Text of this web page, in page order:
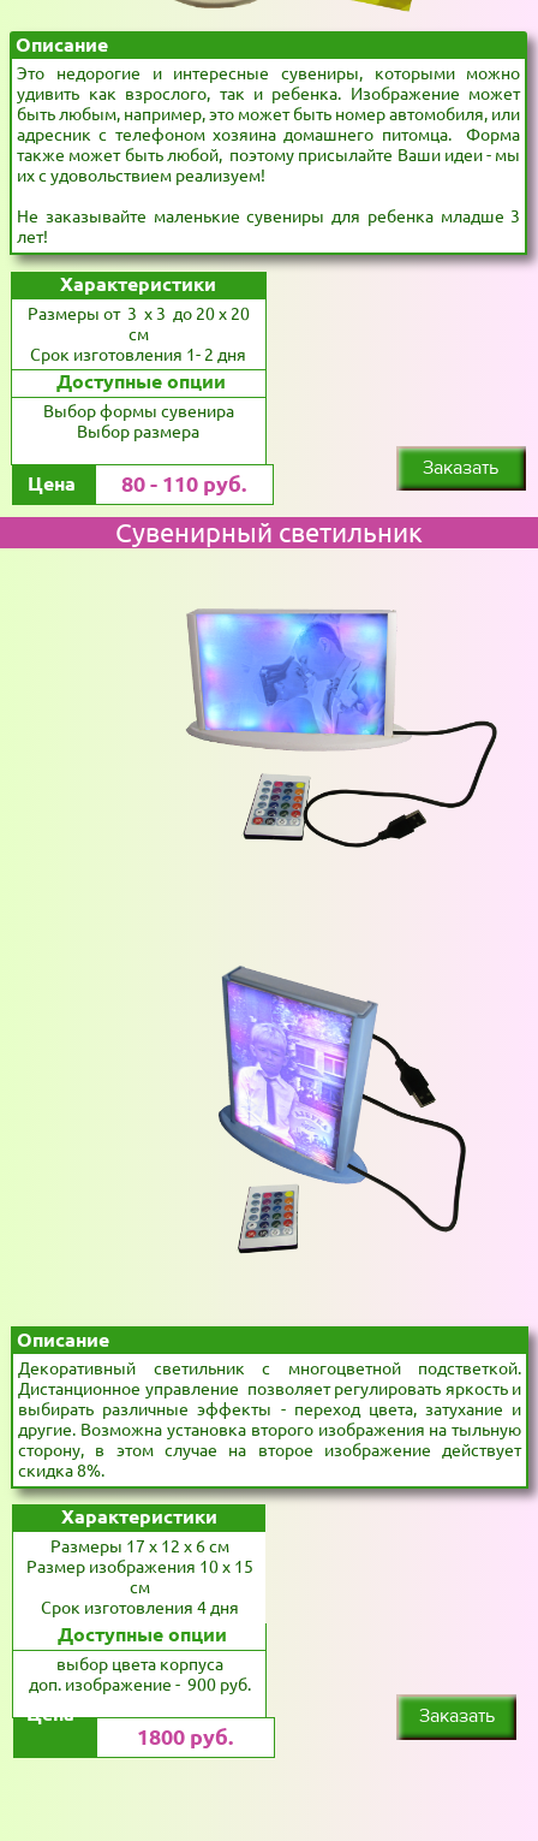
Это недорогие и интересные сувениры, которыми можно
удивить как взрослого, так и ребенка. Изображение может
быть любым, например, это может быть номер автомобиля, или
адресник с телефоном хозяина домашнего питомца. Форма
также может быть любой, поэтому присылайте Ваши идеи - мы
их с удовольствием реализуем!
Не заказывайте маленькие сувениры для ребенка младше 3
лет!
Описание
Размеры от 3 x 3 до 20 x 20
см
Срок изготовления 1- 2 дня
Характеристики
Доступные опции
Выбор формы сувенира
Выбор размера
80 - 110 руб.
Цена
Заказать
Сувенирный светильник
Декоративный светильник с многоцветной подстветкой.
Дистанционное управление позволяет регулировать яркость и
выбирать различные эффекты - переход цвета, затухание и
другие. Возможна установка второго изображения на тыльную
сторону, в этом случае на второе изображение действует
скидка 8%.
Описание
Размеры 17 x 12 x 6 см
Размер изображения 10 x 15
см
Срок изготовления 4 дня
Характеристики
Доступные опции
выбор цвета корпуса
доп. изображение - 900 руб.
1800 руб.
Цена Заказать